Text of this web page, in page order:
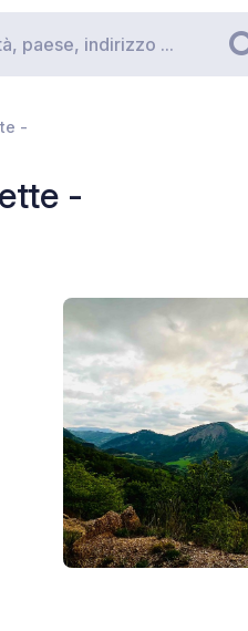
-
-